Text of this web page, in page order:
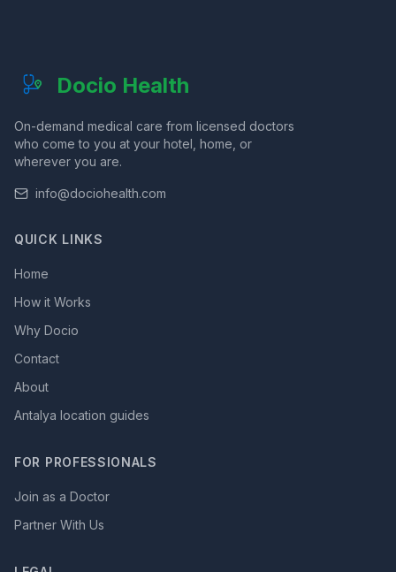
Docio Health
On-demand medical care from licensed doctors
who come to you at your hotel, home, or
wherever you are.
info@dociohealth.com
QUICK LINKS
Home
How it Works
Why Docio
Contact
About
Antalya location guides
FOR PROFESSIONALS
Join as a Doctor
Partner With Us